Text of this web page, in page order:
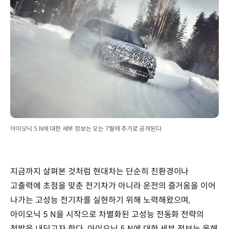
아이오닉 5 N에 대한 세부 정보는 오는 7월에 추가로 공개된다
지금까지 살펴본 것처럼 현대차는 단순히 친환경이나
고출력에 초점을 맞춘 전기차가 아니라 운전의 즐거움을 이어
나가는 고성능 전기차를 실현하기 위해 노력해왔으며,
아이오닉 5 N을 시작으로 차별화된 고성능 전동화 전략의